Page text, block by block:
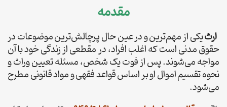
مقدمه
ارثیکی از مهم‌ترین و در عین حال پرچالش‌ترین موضوعات در
حقوق مدنی است که اغلب افراد، در مقطعی از زندگی خود با آن
مواجه می‌شوند. پس از فوت یک شخص، مسئله تعیین وراث و
نحوه تقسیم اموال او بر اساس قواعد فقهی و مواد قانونی مطرح
می‌شود.